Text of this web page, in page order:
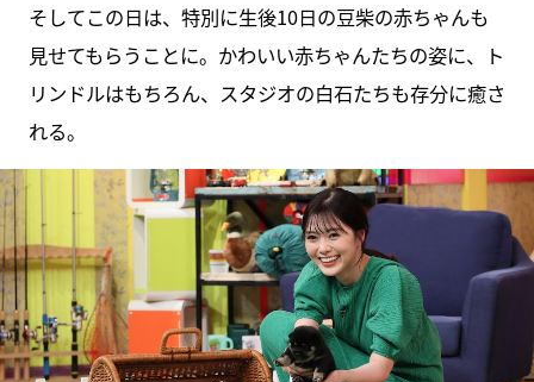
そしてこの日は、特別に生後10日の豆柴の赤ちゃんも
見せてもらうことに。かわいい赤ちゃんたちの姿に、ト
リンドルはもちろん、スタジオの白石たちも存分に癒さ
れる。